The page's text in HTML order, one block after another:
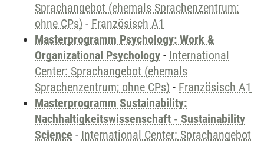
Sprachangebot (ehemals Sprachenzentrum;
ohne CPs) - Französisch A1
Masterprogramm Psychology: Work &
Organizational Psychology - International
Center: Sprachangebot (ehemals
Sprachenzentrum; ohne CPs) - Französisch A1
Masterprogramm Sustainability:
Nachhaltigkeitswissenschaft - Sustainability
Science - International Center: Sprachangebot